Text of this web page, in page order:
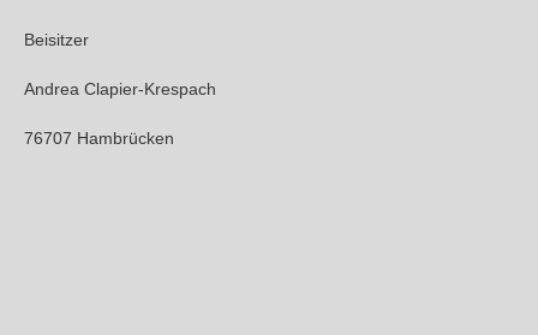
Beisitzer
Andrea Clapier-Krespach
76707 Hambrücken